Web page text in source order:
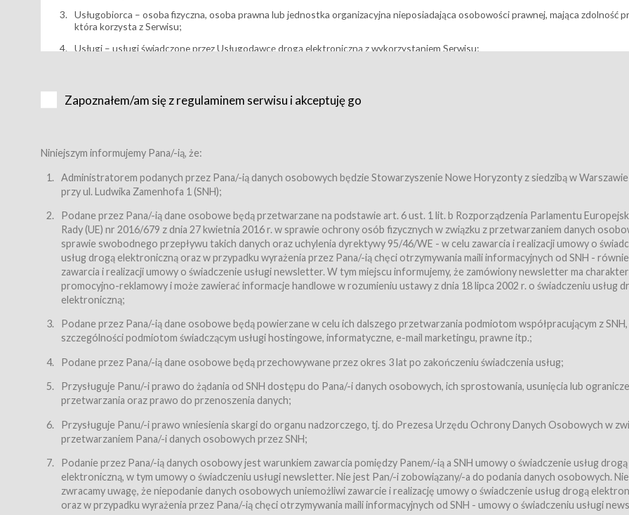
Usługobiorca – osoba fizyczna, osoba prawna lub jednostka organizacyjna nieposiadająca osobowości prawnej, mająca zdolność
która korzysta z Serwisu;
Usługi – usługi świadczone przez Usługodawcę drogą elektroniczną z wykorzystaniem Serwisu;
Karnety – wybrane dokumenty potwierdzające zawarcie umowy z Usługodawcą i uprawniające do wzięcia udziału w Wydarzeniu,
Bilety – wybrane dokumenty potwierdzające zawarcie umowy z Usługodawcą i uprawniające do wzięcia udziału w Wydarzeniu,
przewidziane przez Usługodawcę dla danego Wydarzenia, tj. uprawniające do uczestnictwa w wielu albo w pojedynczych seansach
filmowych, wydarzeniach specjalnych i koncertach;
Sklep – sklep internetowy prowadzony przez Usługodawcę w Serwisie;
Regulamin – niniejszy regulamin.
§ 2
Postanowienia ogólne
Regulamin określa zasady:
świadczenia Usługobiorcom Usług przez Usługodawcę, z zastrzeżeniem usług, o których mowa w ust. 2 pkt. 4 i 5 poniżej,
zasady świadczenia precyzują odrębne regulaminy,
przetwarzania przez Usługodawcę danych osobowych Usługobiorców będących osobami fizycznymi.
Usługodawca świadczy w szczególności następujące Usługi:Usługodawca świadczy Usługi drogą elektroniczną w rozumieniu
dnia 18 lipca 2002 r. o świadczeniu usług drogą elektroniczną (Dz.U. z 2002 r., Nr 144, poz. 1204, z późń. zm.). Usługi świadczone są
nieodpłatnie.
usługę przeglądania i odczytywania przez Usługobiorców materiałów zamieszczanych w Serwisie,
usługę newsletter,
usługę zawierania na odległość umów nabycia Karnetów i Biletów,
usługę zawierania na odległość umów sprzedaży w Sklepie.
Usługodawca świadczy Usługi drogą elektroniczną w rozumieniu ustawy z dnia 18 lipca 2002 r. o świadczeniu usług drogą
(Dz.U. z 2002 r., Nr 144, poz. 1204, z późń. zm.). Usługi świadczone są nieodpłatnie.
Zapoznałem/am się z regulaminem serwisu i akceptuję go
Niniejszym informujemy Pana/-ią, że:
Administratorem podanych przez Pana/-ią danych osobowych będzie Stowarzyszenie Nowe Horyzonty z siedzibą w
przy ul. Ludwika Zamenhofa 1 (SNH);
Podane przez Pana/-ią dane osobowe będą przetwarzane na podstawie art. 6 ust. 1 lit. b Rozporządzenia Parlamentu
Rady (UE) nr 2016/679 z dnia 27 kwietnia 2016 r. w sprawie ochrony osób fizycznych w związku z przetwarzaniem danych
sprawie swobodnego przepływu takich danych oraz uchylenia dyrektywy 95/46/WE - w celu zawarcia i realizacji umowy o
usług drogą elektroniczną oraz w przypadku wyrażenia przez Pana/-ią chęci otrzymywania maili informacyjnych od SNH -
zawarcia i realizacji umowy o świadczenie usługi newsletter. W tym miejscu informujemy, że zamówiony newsletter ma charakter
promocyjno-reklamowy i może zawierać informacje handlowe w rozumieniu ustawy z dnia 18 lipca 2002 r. o świadczeniu usług
elektroniczną;
Podane przez Pana/-ią dane osobowe będą powierzane w celu ich dalszego przetwarzania podmiotom współpracującym z
szczególności podmiotom świadczącym usługi hostingowe, informatyczne, e-mail marketingu, prawne itp.;
Podane przez Pana/-ią dane osobowe będą przechowywane przez okres 3 lat po zakończeniu świadczenia usług;
Przysługuje Panu/-i prawo do żądania od SNH dostępu do Pana/-i danych osobowych, ich sprostowania, usunięcia lub
przetwarzania oraz prawo do przenoszenia danych;
Przysługuje Panu/-i prawo wniesienia skargi do organu nadzorczego, tj. do Prezesa Urzędu Ochrony Danych Osobowych w
przetwarzaniem Pana/-i danych osobowych przez SNH;
Podanie przez Pana/-ią danych osobowy jest warunkiem zawarcia pomiędzy Panem/-ią a SNH umowy o świadczenie usług drogą
elektroniczną, w tym umowy o świadczeniu usługi newsletter. Nie jest Pan/-i zobowiązany/-a do podania danych osobowych.
zwracamy uwagę, że niepodanie danych osobowych uniemożliwi zawarcie i realizację umowy o świadczenie usług drogą
oraz w przypadku wyrażenia przez Pana/-ią chęci otrzymywania maili informacyjnych od SNH - umowy o świadczeniu usługi